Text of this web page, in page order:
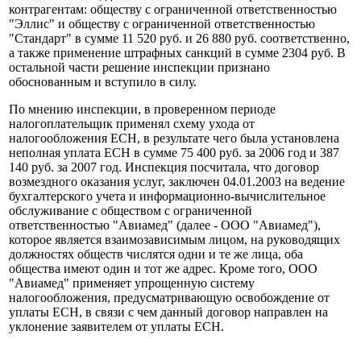
контрагентам: обществу с ограниченной ответственностью
"Эллис" и обществу с ограниченной ответственностью
"Стандарт" в сумме 11 520 руб. и 26 880 руб. соответственно,
а также применение штрафных санкций в сумме 2304 руб. В
остальной части решение инспекции признано
обоснованным и вступило в силу.
По мнению инспекции, в проверенном периоде
налогоплательщик применял схему ухода от
налогообложения ЕСН, в результате чего была установлена
неполная уплата ЕСН в сумме 75 400 руб. за 2006 год и 387
140 руб. за 2007 год. Инспекция посчитала, что договор
возмездного оказания услуг, заключен 04.01.2003 на ведение
бухгалтерского учета и информационно-вычислительное
обслуживание с обществом с ограниченной
ответственностью "Авиамед" (далее - ООО "Авиамед"),
которое является взаимозависимым лицом, на руководящих
должностях обществ числятся одни и те же лица, оба
общества имеют один и тот же адрес. Кроме того, ООО
"Авиамед" применяет упрощенную систему
налогообложения, предусматривающую освобождение от
уплаты ЕСН, в связи с чем данный договор направлен на
уклонение заявителем от уплаты ЕСН.